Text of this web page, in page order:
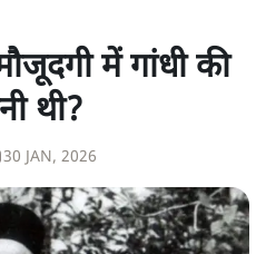
में गांधी की
थी?
30 JAN, 2026